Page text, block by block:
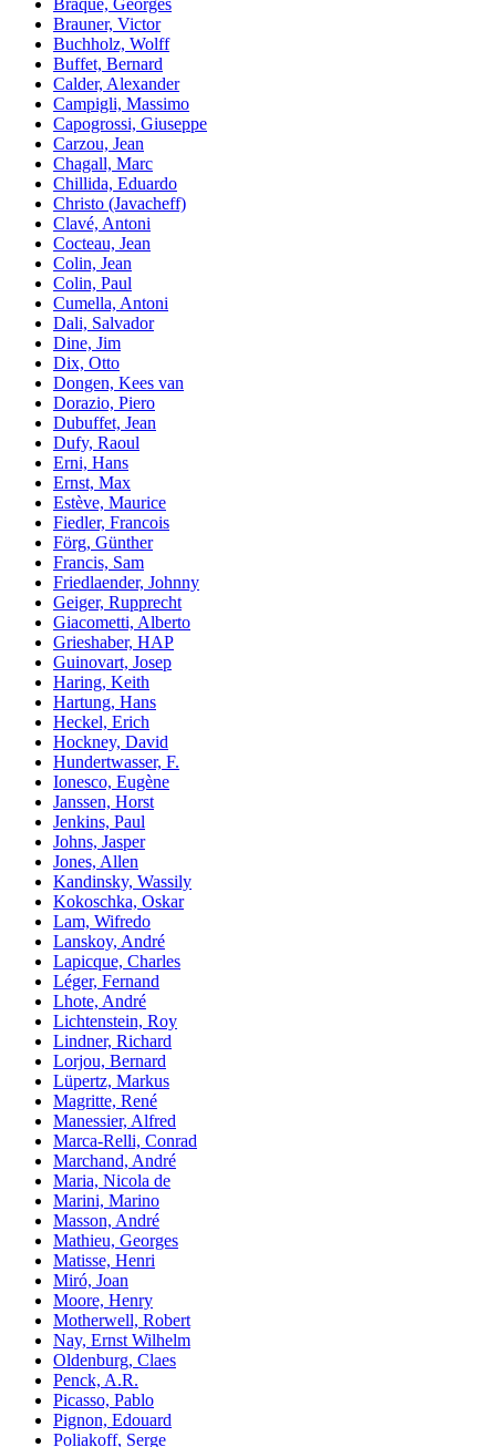
Braque, Georges
Brauner, Victor
Buchholz, Wolff
Buffet, Bernard
Calder, Alexander
Campigli, Massimo
Capogrossi, Giuseppe
Carzou, Jean
Chagall, Marc
Chillida, Eduardo
Christo (Javacheff)
Clavé, Antoni
Cocteau, Jean
Colin, Jean
Colin, Paul
Cumella, Antoni
Dali, Salvador
Dine, Jim
Dix, Otto
Dongen, Kees van
Dorazio, Piero
Dubuffet, Jean
Dufy, Raoul
Erni, Hans
Ernst, Max
Estève, Maurice
Fiedler, Francois
Förg, Günther
Francis, Sam
Friedlaender, Johnny
Geiger, Rupprecht
Giacometti, Alberto
Grieshaber, HAP
Guinovart, Josep
Haring, Keith
Hartung, Hans
Heckel, Erich
Hockney, David
Hundertwasser, F.
Ionesco, Eugène
Janssen, Horst
Jenkins, Paul
Johns, Jasper
Jones, Allen
Kandinsky, Wassily
Kokoschka, Oskar
Lam, Wifredo
Lanskoy, André
Lapicque, Charles
Léger, Fernand
Lhote, André
Lichtenstein, Roy
Lindner, Richard
Lorjou, Bernard
Lüpertz, Markus
Magritte, René
Manessier, Alfred
Marca-Relli, Conrad
Marchand, André
Maria, Nicola de
Marini, Marino
Masson, André
Mathieu, Georges
Matisse, Henri
Miró, Joan
Moore, Henry
Motherwell, Robert
Nay, Ernst Wilhelm
Oldenburg, Claes
Penck, A.R.
Picasso, Pablo
Pignon, Edouard
Poliakoff, Serge